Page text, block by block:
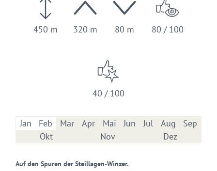
450 m 320 m 80 m 80 / 100
40 / 100
Jan Feb Mär Apr Mai Jun Jul Aug
Sep
Okt
Nov Dez
Auf den Spuren der Steillagen-Winzer.